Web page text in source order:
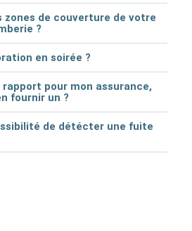
zones de couverture de votre
?
en soirée ?
pour mon assurance,
fournir un ?
de détécter une fuite